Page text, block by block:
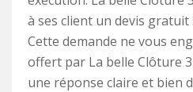
à ses client un devis
Cette demande ne vous
offert par La belle Clôture
une réponse claire et bien